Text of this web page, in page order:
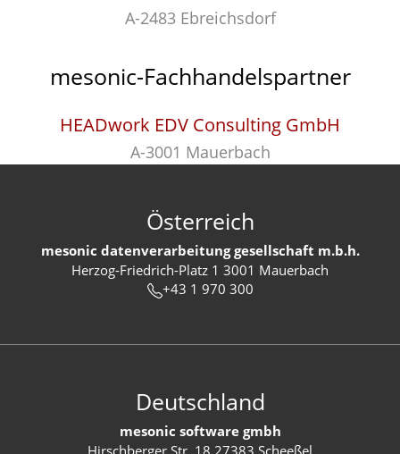
A-2483 Ebreichsdorf
mesonic-Fachhandelspartner
HEADwork EDV Consulting GmbH
A-3001 Mauerbach
Österreich
mesonic datenverarbeitung gesellschaft m.b.h.
Herzog-Friedrich-Platz 1 3001 Mauerbach
+43 1 970 300
Deutschland
mesonic software gmbh
Hirschberger Str. 18 27383 Scheeßel